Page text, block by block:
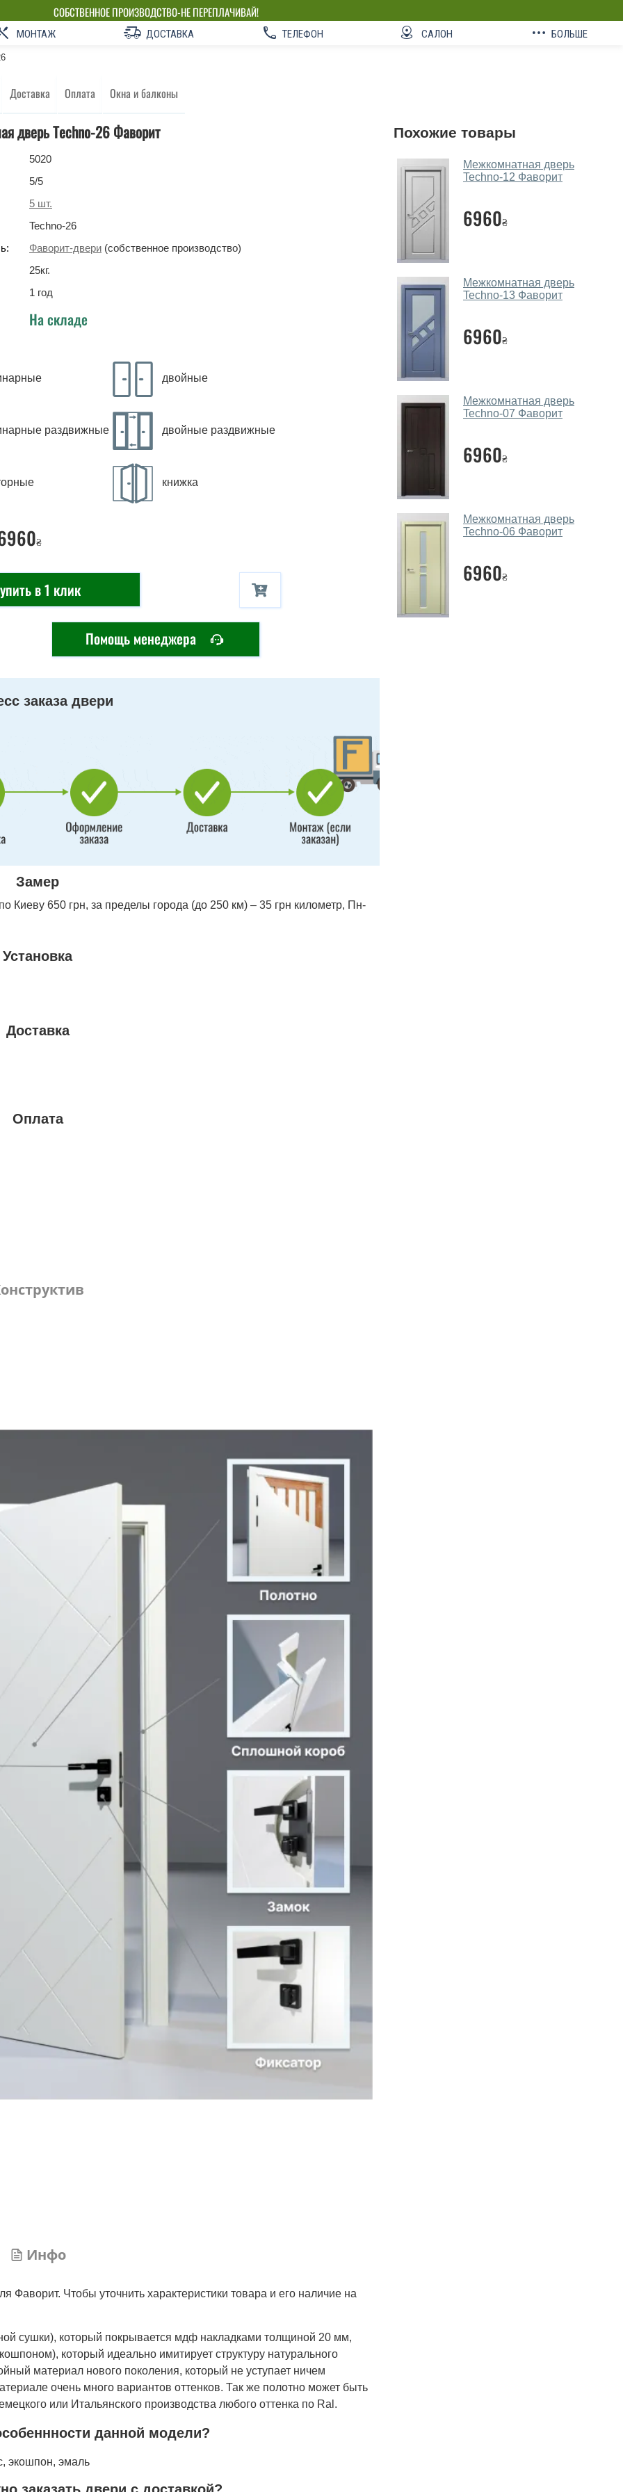
СОБСТВЕННОЕ ПРОИЗВОДСТВО-НЕ ПЕРЕПЛАЧИВАЙ!
МОНТАЖ ДОСТАВКА ТЕЛЕФОН САЛОН БОЛЬШЕ
Доставка Оплата Окна и балконы
дверь Techno-26 Фаворит
5020
5/5
5 шт.
Techno-26
Фаворит-двери (собственное производство)
25кг.
1 год
На складе
двойные
раздвижные двойные раздвижные
книжка
₴
в 1 клик
Помощь менеджера
заказа двери
Замер
Киеву 650 грн, за пределы города (до 250 км) – 35 грн километр, Пн-
Установка
Доставка
Оплата
Инфо
Чтобы уточнить характеристики товара и его наличие на
сушки), который покрывается мдф накладками толщиной 20 мм,
который идеально имитирует структуру натурального
материал нового поколения, который не уступает ничем
очень много вариантов оттенков. Так же полотно может быть
или Итальянского производства любого оттенка по Ral.
данной модели?
экошпон, эмаль
заказать двери с доставкой?
Похожие товары
Межкомнатная дверь
Techno-12 Фаворит
6960₴
Межкомнатная дверь
Techno-13 Фаворит
6960₴
Межкомнатная дверь
Techno-07 Фаворит
6960₴
Межкомнатная дверь
Techno-06 Фаворит
6960₴